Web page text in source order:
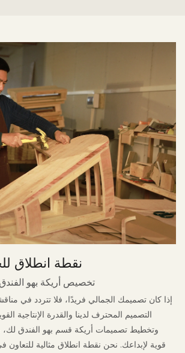
نقطة انطلاق
تخصيص أريكة بهو
إذا كان تصميمك الجمالي فريدًا، فلا تتردد في
التصميم المحترف لدينا والقدرة الإنتاجية
وتخطيط تصميمات أريكة قسم بهو الفندق لك،
قوية لإبداعك. نحن نقطة انطلاق مثالية